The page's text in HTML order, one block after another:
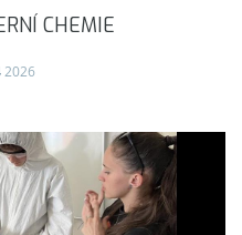
CHEMIE
2026